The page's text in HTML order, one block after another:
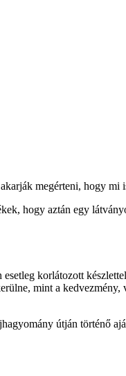
megérteni, hogy mi
hogy aztán egy
korlátozott
mint a
útján történő